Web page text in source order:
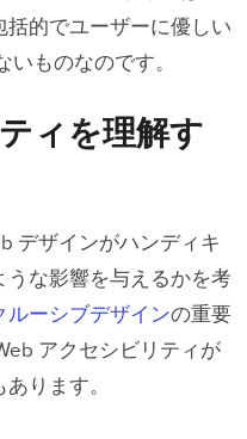
括的でユーザーに優しい
ものなのです。
ィを理解す
デザインがハンディキ
うな影響を与えるかを考
ルーシブデザインの重要
アクセシビリティが
ります。